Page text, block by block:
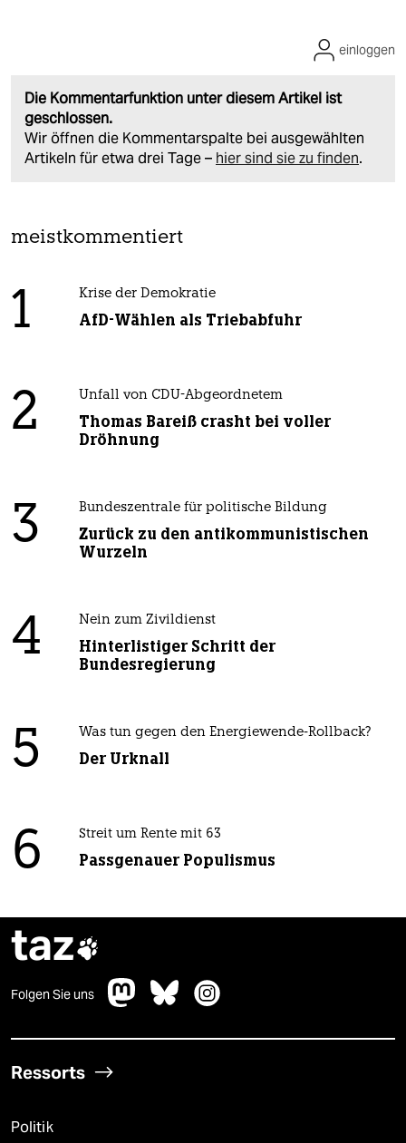
Die Kommentarfunktion unter diesem Artikel ist
geschlossen.
Wir öffnen die Kommentarspalte bei ausgewählten
Artikeln für etwa drei Tage – hier sind sie zu finden.
einloggen
meistkommentiert
1 Krise der Demokratie
AfD-Wählen als Triebabfuhr
2 Unfall von CDU-Abgeordnetem
Thomas Bareiß crasht bei voller
Dröhnung
3 Bundeszentrale für politische Bildung
Zurück zu den antikommunistischen
Wurzeln
4 Nein zum Zivildienst
Hinterlistiger Schritt der
Bundesregierung
5 Was tun gegen den Energiewende-Rollback?
Der Urknall
6 Streit um Rente mit 63
Passgenauer Populismus
taz
Folgen Sie uns
Ressorts
Politik